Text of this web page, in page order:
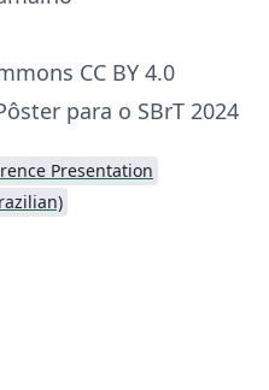
CC BY 4.0
para o SBrT 2024
Presentation